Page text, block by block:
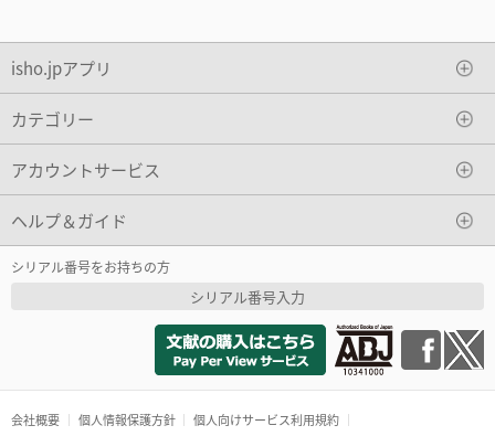
isho.jpアプリ
カテゴリー
アカウントサービス
ヘルプ＆ガイド
シリアル番号をお持ちの方
シリアル番号入力
会社概要 個人情報保護方針
個人向けサービス利用規約